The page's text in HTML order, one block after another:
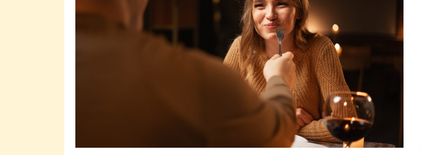
několik videí „ze života“, které vtipně popisují partnerské problémy.
Pusťte si díl, který se věnuje randění a radí, jak sbalit partnerku.